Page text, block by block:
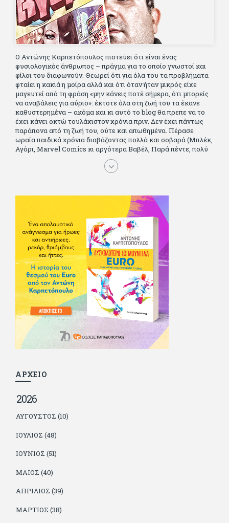
Ο Αντώνης Καρπετόπουλος πιστεύει ότι είναι ένας
φυσιολογικός άνθρωπος – πράγμα για το οποίο γνωστοί και
φίλοι του διαφωνούν. Θεωρεί ότι για όλα του τα προβλήματα
φταίει η κακιά η μοίρα αλλά και ότι όταν ήταν μικρός είχε
μαγευτεί από τη φράση «μην κάνεις ποτέ σήμερα, ότι μπορείς
να αναβάλεις για αύριο»: έκτοτε όλα στη ζωή του τα έκανε
καθυστερημένα – ακόμα και κι αυτό το blog θα πρεπε να το
έχει κάνει οκτώ τουλάχιστον χρόνια πριν. Δεν έχει πάντως
παράπονα από τη ζωή του, ούτε και απωθημένα. Πέρασε
ωραία παιδικά χρόνια διαβάζοντας πολλά και σοβαρά (Μπλέκ,
Αγόρι, Μarvel Comics κι αργότερα Βαβέλ, Παρά πέντε, πολύ
Αλέξανδρο Δουμά και αρκετό Ιούλιο Βέρν πριν τον κερδίσουν
τα αστυνομικά), απέκτησε τους σωστούς φίλους κυρίως γιατί
ταινίες κι έγραφε και στο περιοδικό Σινεμά, είχε κάποιες
αισθηματικές περιπέτειες που σκόρπισαν γέλιο στους φίλους
του - αν όχι και στον ίδιο. Πήγε στρατό κανονικά στα σύνορα
και διατήρησε μια καλή σχέση με την οικογένεια του, την
οποία αισθάνεται πως διάφορες φορές έφερε σε δύσκολη
θέση. Κείμενο με την υπογραφή του πρωτοδημοσιεύτηκε στο
Φίλαθλο το 1992. Επέστρεψε οριστικά στην Ελλάδα το 1998,
δούλεψε για πολλούς (αφού δυσκολεύεται να πει όχι), και
κάποιοι, αν όχι και όλοι, τον πλήρωσαν κι έμειναν και
ευχαριστημένοι από τη συνεργασία. Σήμερα πλέον εργάζεται
στον Sport Fm (όπου έχει κλείσει εικοσαετία) και στη
Sportday. Επαίρεται ότι λίγοι έχουν δει περισσότερο
ποδόσφαιρο από τον ίδιο και θεωρεί τον εαυτό του τυχερό
γιατί είναι μέλος της γενιάς που απόλαυσε τους μεγαλύτερους
σε όλα τα σπορ. Δεν είναι παντρεμένος, αλλά θαυμάζει όσους
βρίσκουν το κουράγιο να το κάνουν. Αντίθετα από πολλούς
φίλους του δεν πληρώνει διατροφές. Ελπίζει ότι δεν έχει
παιδιά. Απειλεί ότι θα γράφει όσο υπάρχουν άνθρωποι που
ΑΡΧΕΙΟ
2026
ΑΎΓΟΥΣΤΟΣ (10)
ΙΟΎΛΙΟΣ (48)
ΙΟΎΝΙΟΣ (51)
ΜΆΙΟΣ (40)
ΑΠΡΊΛΙΟΣ (39)
ΜΆΡΤΙΟΣ (38)